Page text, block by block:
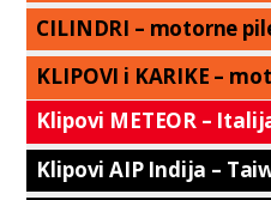
CILINDRI – motorne
KLIPOVI i KARIKE –
Klipovi METEOR –
Klipovi AIP Indija –